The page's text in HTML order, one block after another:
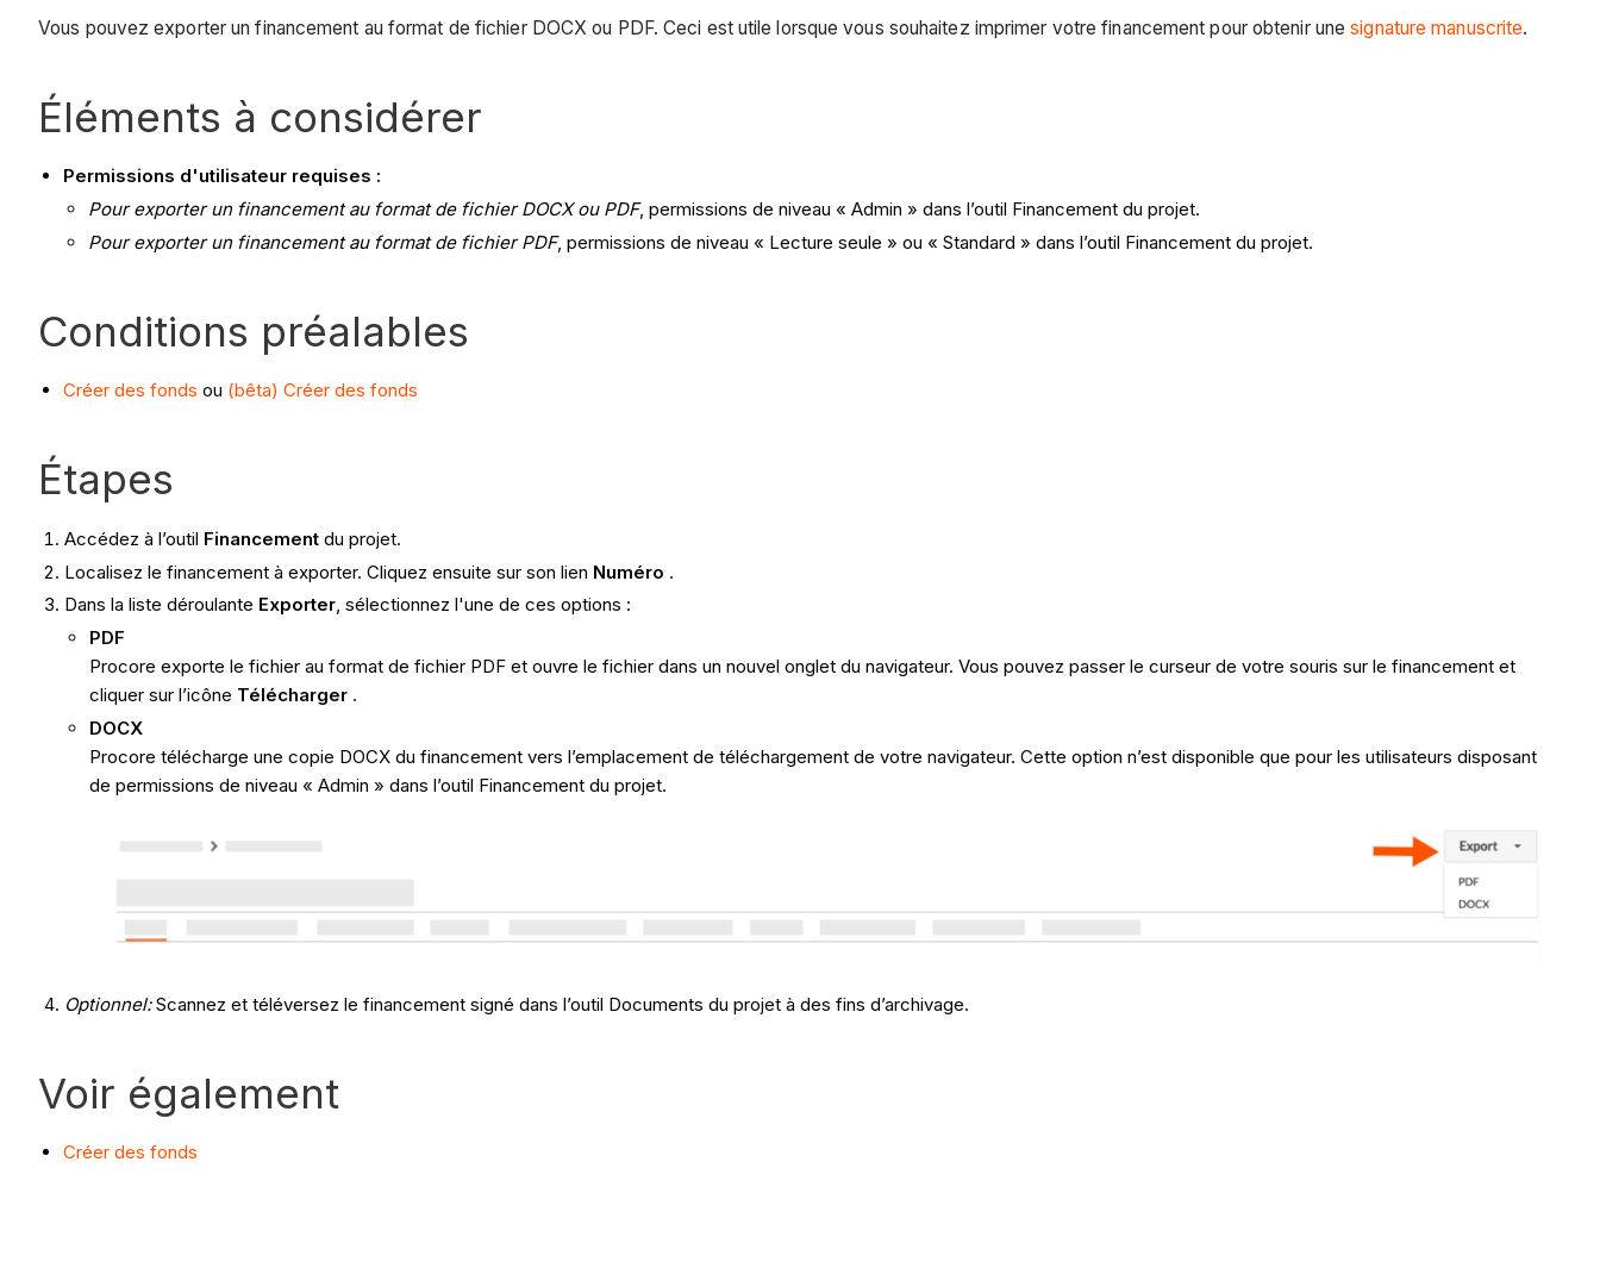
Vous pouvez exporter un financement au format de fichier DOCX ou PDF. Ceci est utile lorsque vous souhaitez imprimer votre financement pour obtenir unesignature manuscrite.
Éléments à considérer
Permissions d'utilisateur requises :
Pour exporter un financement au format de fichier DOCX ou PDF, permissions de niveau « Admin » dans l’outil Financement du projet.
Pour exporter un financement au format de fichier PDF, permissions de niveau « Lecture seule » ou « Standard » dans l’outil Financement du projet.
Conditions préalables
Créer des fonds ou (bêta) Créer des fonds
Étapes
Accédez à l’outil Financement du projet.
Localisez le financement à exporter. Cliquez ensuite sur son lien Numéro .
Dans la liste déroulante Exporter, sélectionnez l'une de ces options :
PDF
Procore exporte le fichier au format de fichier PDF et ouvre le fichier dans un nouvel onglet du navigateur. Vous pouvez passer le curseur de votre souris sur le financement et
cliquer sur l’icône Télécharger .
DOCX
Procore télécharge une copie DOCX du financement vers l’emplacement de téléchargement de votre navigateur. Cette option n’est disponible que pour les utilisateurs disposant
de permissions de niveau « Admin » dans l’outil Financement du projet.
Optionnel:Scannez et téléversez le financement signé dans l’outil Documents du projet à des fins d’archivage.
Voir également
Créer des fonds